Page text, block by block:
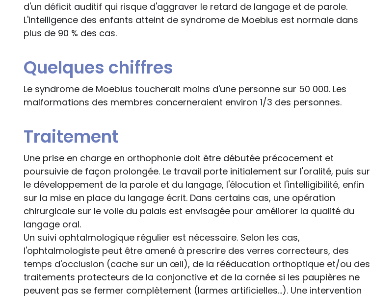
d'un déficit auditif qui risque d'aggraver le retard de langage et de parole.
L'intelligence des enfants atteint de syndrome de Moebius est normale dans
plus de 90 % des cas.
Quelques chiffres
Le syndrome de Moebius toucherait moins d'une personne sur 50 000. Les
malformations des membres concerneraient environ 1/3 des personnes.
Traitement
Une prise en charge en orthophonie doit être débutée précocement et
poursuivie de façon prolongée. Le travail porte initialement sur l'oralité, puis sur
le développement de la parole et du langage, l'élocution et l'intelligibilité, enfin
sur la mise en place du langage écrit. Dans certains cas, une opération
chirurgicale sur le voile du palais est envisagée pour améliorer la qualité du
langage oral.
Un suivi ophtalmologique régulier est nécessaire. Selon les cas,
l'ophtalmologiste peut être amené à prescrire des verres correcteurs, des
temps d'occlusion (cache sur un œil), de la rééducation orthoptique et/ou des
traitements protecteurs de la conjonctive et de la cornée si les paupières ne
peuvent pas se fermer complètement (larmes artificielles...). Une intervention